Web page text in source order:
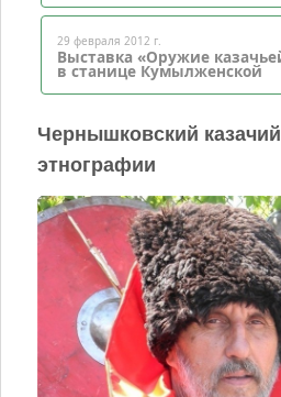
29 февраля 2012 г.
Выставка «Оружие
в станице Кумылженской
Чернышковский
этнографии